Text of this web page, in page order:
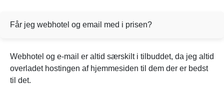
Får jeg webhotel og email med i prisen?
Webhotel og e-mail er altid særskilt i tilbuddet, da jeg altid
overladet hostingen af hjemmesiden til dem der er bedst
til det.